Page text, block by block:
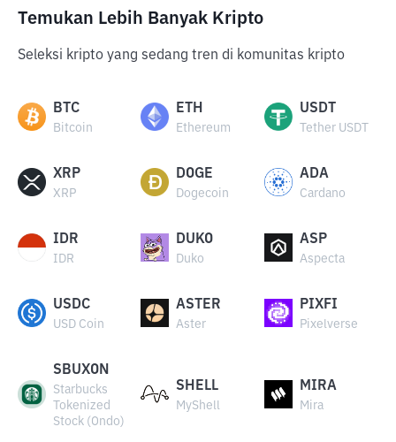
Temukan Lebih Banyak Kripto
Seleksi kripto yang sedang tren di komunitas kripto
BTC
Bitcoin
ETH
Ethereum
USDT
Tether USDT
XRP
XRP
DOGE
Dogecoin
ADA
Cardano
IDR
IDR
DUKO
Duko
ASP
Aspecta
USDC
USD Coin
ASTER
Aster
PIXFI
Pixelverse
SBUXON
Starbucks
Tokenized
Stock (Ondo)
SHELL
MyShell
MIRA
Mira